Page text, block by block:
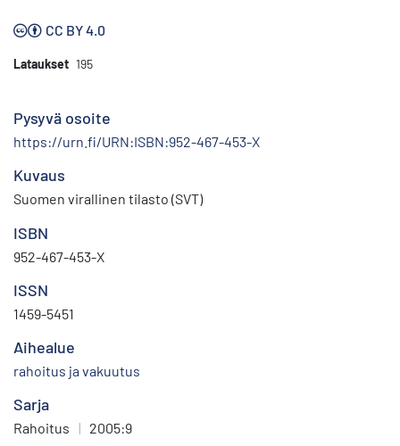
CC BY 4.0
Lataukset 195
Pysyvä osoite
https://urn.fi/URN:ISBN:952-467-453-X
Kuvaus
Suomen virallinen tilasto (SVT)
ISBN
952-467-453-X
ISSN
1459-5451
Aihealue
rahoitus ja vakuutus
Sarja
Rahoitus | 2005:9